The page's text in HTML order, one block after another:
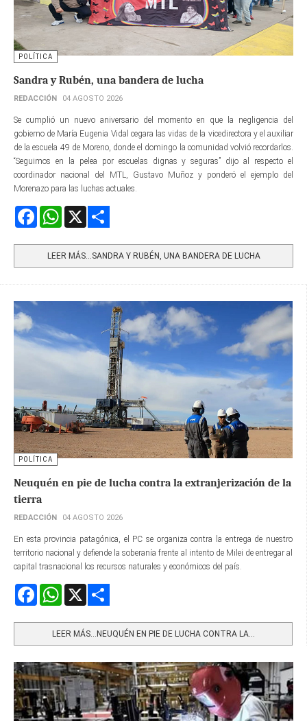
POLÍTICA
Sandra y Rubén, una bandera de lucha
REDACCIÓN 04 AGOSTO 2026
Se cumplió un nuevo aniversario del momento en que la negligencia del
gobierno de María Eugenia Vidal cegara las vidas de la vicedirectora y el auxiliar
de la escuela 49 de Moreno, donde el domingo la comunidad volvió recordarlos.
“Seguimos en la pelea por escuelas dignas y seguras” dijo al respecto el
coordinador nacional del MTL, Gustavo Muñoz y ponderó el ejemplo del
Morenazo para las luchas actuales.
FacebookWhatsApp
LEER MÁS…SANDRA Y RUBÉN, UNA BANDERA DE LUCHA
POLÍTICA
Neuquén en pie de lucha contra la extranjerización de la
tierra
REDACCIÓN 04 AGOSTO 2026
En esta provincia patagónica, el PC se organiza contra la entrega de nuestro
territorio nacional y defiende la soberanía frente al intento de Milei de entregar al
capital trasnacional los recursos naturales y económicos del país.
FacebookWhatsApp
LEER MÁS…NEUQUÉN EN PIE DE LUCHA CONTRA LA...